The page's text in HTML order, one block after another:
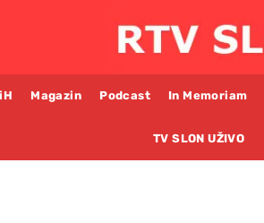
Magazin Podcast In Memoriam
TV SLON UŽIVO